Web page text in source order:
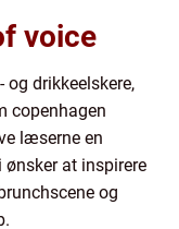
voice
og drikkeelskere,
copenhagen
læserne en
at inspirere
og